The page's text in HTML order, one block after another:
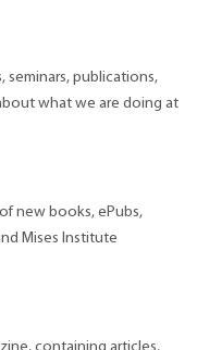
publications,
what we are doing at
new books, ePubs,
Mises Institute